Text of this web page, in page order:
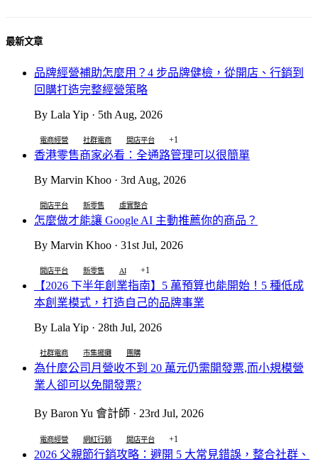
最新文章
品牌經營補助怎麼用？4 步品牌健檢，從開店、行銷到
回購打造完整經營策略
By Lala Yip · 5th Aug, 2026
電商經營 社群電商 開店平台 +1
香港零售商家必看：全通路管理可以很簡單
By Marvin Khoo · 3rd Aug, 2026
開店平台 新零售 虛實整合
怎麼做才能讓 Google AI 主動推薦你的商品？
By Marvin Khoo · 31st Jul, 2026
開店平台 新零售 AI +1
【2026 下半年創業指南】5 萬預算也能開始！5 種低成
本創業模式，打造自己的品牌事業
By Lala Yip · 28th Jul, 2026
社群電商 市集擺攤 團購
為什麼公司月營收不到 20 萬元仍需開發票,而小規模營
業人卻可以免開發票?
By Baron Yu 會計師 · 23rd Jul, 2026
電商經營 網紅行銷 開店平台 +1
2026 父親節行銷攻略：避開 5 大常見錯誤，整合社群、